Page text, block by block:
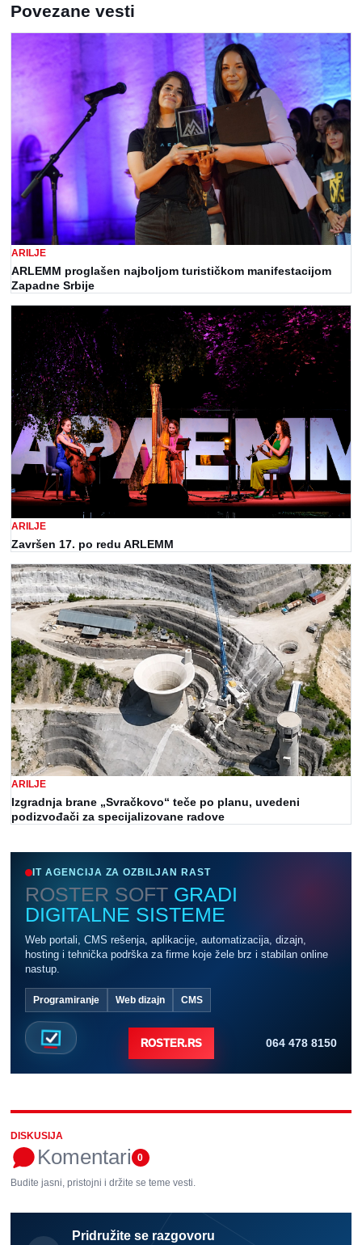
Povezane vesti
ARILJE
ARLEMM proglašen najboljom turističkom manifestacijom
Zapadne Srbije
ARILJE
Završen 17. po redu ARLEMM
ARILJE
Izgradnja brane „Svračkovo“ teče po planu, uvedeni
podizvođači za specijalizovane radove
IT AGENCIJA ZA OZBILJAN RAST
ROSTER SOFT GRADI
DIGITALNE SISTEME
Web portali, CMS rešenja, aplikacije, automatizacija, dizajn,
hosting i tehnička podrška za firme koje žele brz i stabilan online
nastup.
Programiranje Web dizajn CMS
ROSTER.RS 064 478 8150
DISKUSIJA
Komentari 0
Budite jasni, pristojni i držite se teme vesti.
Pridružite se razgovoru